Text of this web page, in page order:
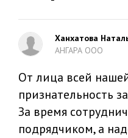
Ханхатова
АНГАРА ООО
От лица всей
признательность
За время
подрядчиком, а